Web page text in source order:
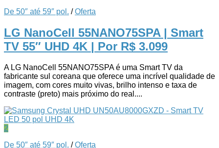
De 50″ até 59″ pol. /Oferta
LG NanoCell 55NANO75SPA | Smart
TV 55″ UHD 4K | Por R$ 3.099
A LG NanoCell 55NANO75SPA é uma Smart TV da
fabricante sul coreana que oferece uma incrível qualidade de
imagem, com cores muito vivas, brilho intenso e taxa de
contraste (preto) mais próximo do real....
2
De 50″ até 59″ pol. /Oferta